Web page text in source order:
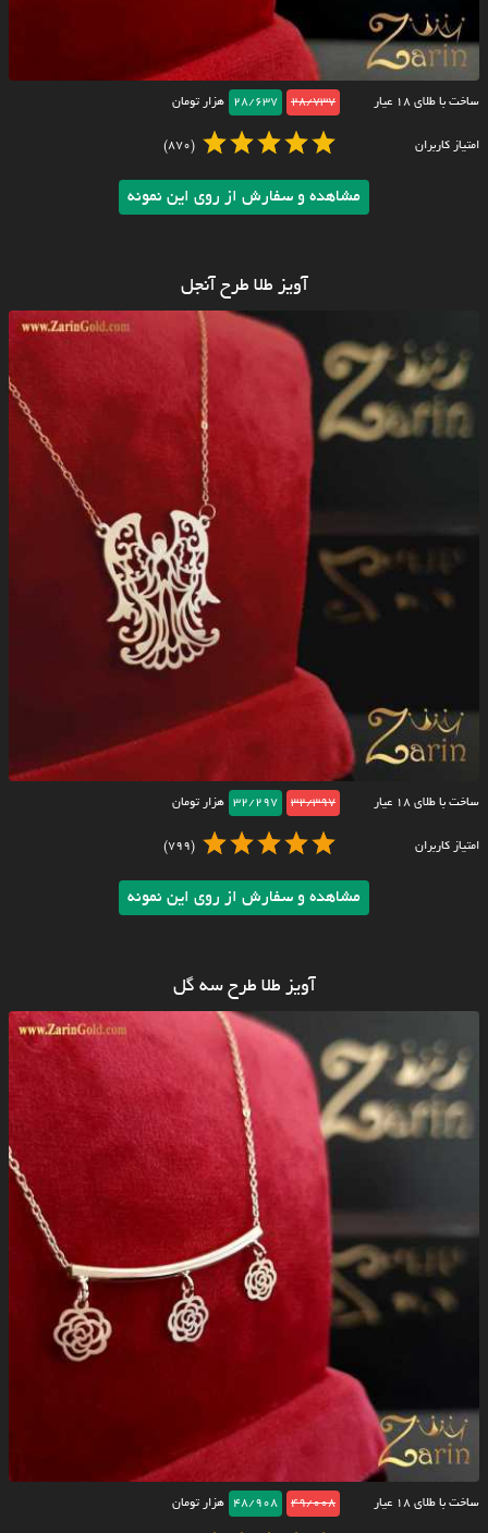
ساخت با طلای ۱۸ عیار 28/737
28/637 هزار تومان
امتیاز کاربران (870)
مشاهده و سفارش از روی این نمونه
آویز طلا طرح آنجل
ساخت با طلای ۱۸ عیار 32/397
32/297 هزار تومان
امتیاز کاربران (799)
مشاهده و سفارش از روی این نمونه
آویز طلا طرح سه گل
ساخت با طلای ۱۸ عیار 49/008
48/908 هزار تومان